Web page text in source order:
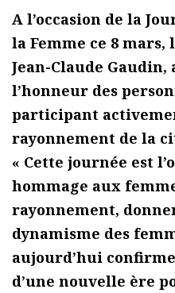
A l’occasion de la
la Femme ce 8
Jean-Claude
l’honneur des
participant
rayonnement de la
« Cette journée est
hommage aux
rayonnement,
dynamisme des
aujourd’hui
d’une nouvelle ère